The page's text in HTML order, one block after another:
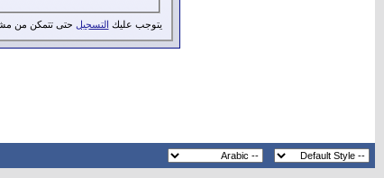
يتوجب عليك التسجيل حتى تتمكن من